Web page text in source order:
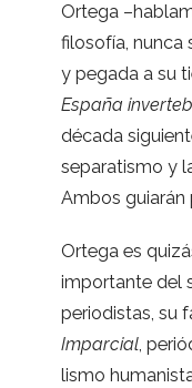
Ortega
filo­so­fía, nunca
y pegada a su
España
década
sepa­ra­tismo y
Ambos guia­rán
Ortega es
impor­tante del
perio­dis­tas, su
Impar­cial,
lismo